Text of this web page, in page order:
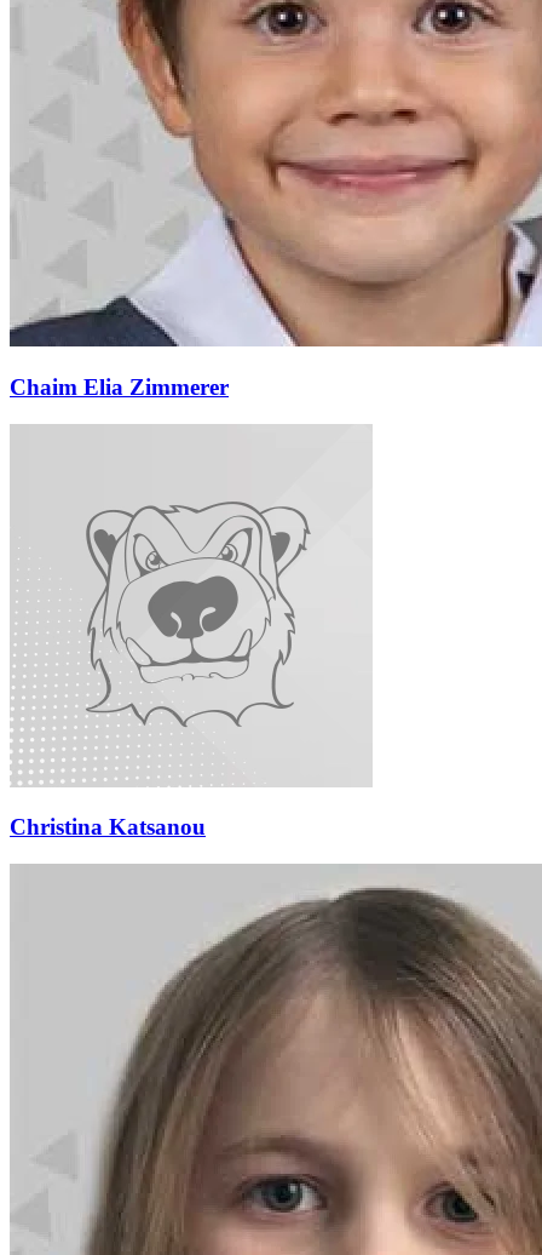
Chaim Elia Zimmerer
Christina Katsanou